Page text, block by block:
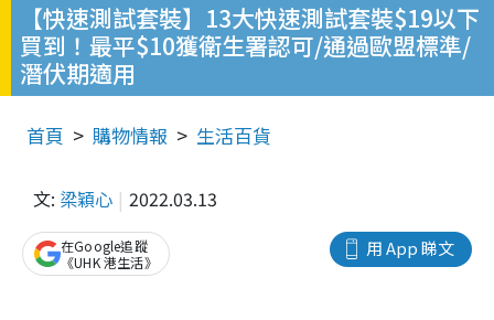
【快速測試套裝】13大快速測試套裝$19以下
買到！最平$10獲衛生署認可/通過歐盟標準/
潛伏期適用
首頁 購物情報 生活百貨
文: 梁穎心 2022.03.13
用 App 睇文
在Google追蹤
《UHK 港生活》